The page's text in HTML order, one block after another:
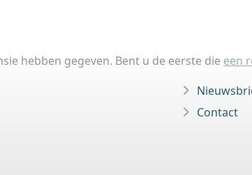
hebben gegeven. Bent u de eerste die een
Contact